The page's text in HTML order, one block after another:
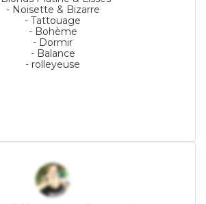
- Noisette & Bizarre
- Tattouage
- Bohème
- Dormir
- Balance
- rolleyeuse